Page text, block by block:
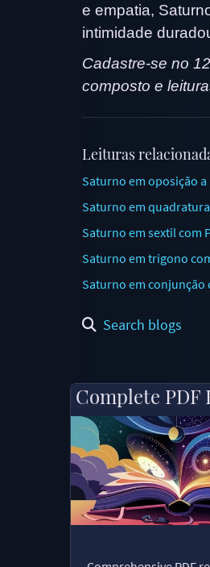
e empatia,
intimidade
Cadastre-se no
composto e
Leituras
Saturno em oposição
Saturno em
Saturno em sextil com
Saturno em trígono
Saturno em conjunção
Search blogs
Complete PDF